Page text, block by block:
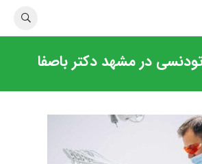
در مشهد دکتر باصفا